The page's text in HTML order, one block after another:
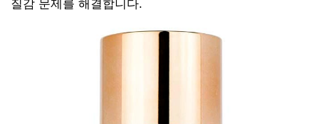
질감 문제를 해결합니다.